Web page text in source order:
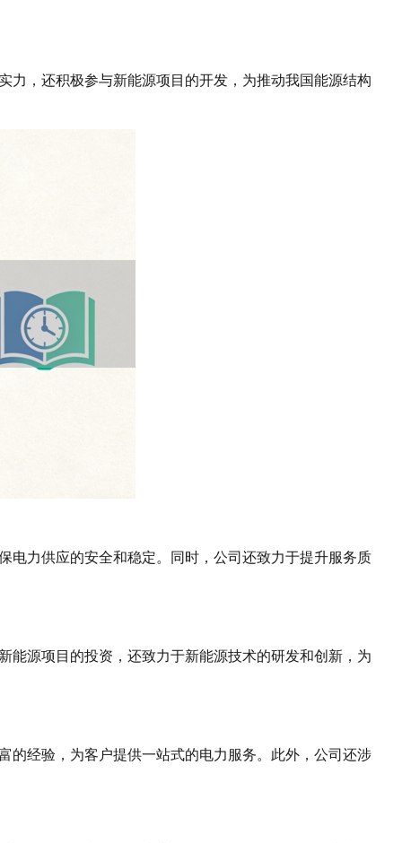
，还积极参与新能源项目的开发，为推动我国能源结构
电力供应的安全和稳定。同时，公司还致力于提升服务质
源项目的投资，还致力于新能源技术的研发和创新，为
的经验，为客户提供一站式的电力服务。此外，公司还涉